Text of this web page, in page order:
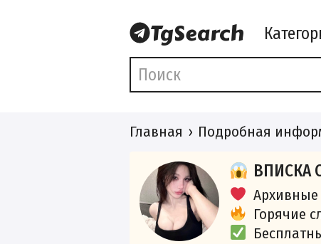
Главная Подробная
ВПИСКА
Горячие